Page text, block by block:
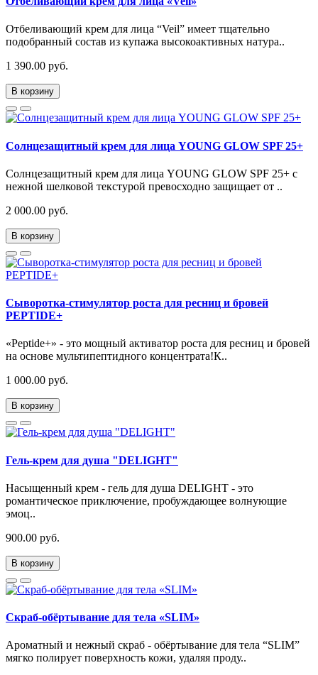
Отбеливающий крем для лица “Veil” имеет тщательно
подобранный состав из купажа высокоактивных натура..
1 390.00 руб.
В корзину
Солнцезащитный крем для лица YOUNG GLOW SPF 25+
Солнцезащитный крем для лица YOUNG GLOW SPF 25+ с
нежной шелковой текстурой превосходно защищает от ..
2 000.00 руб.
В корзину
Сыворотка-стимулятор роста для ресниц и бровей
PEPTIDE+
«Peptide+» - это мощный активатор роста для ресниц и бровей
на основе мультипептидного концентрата!К..
1 000.00 руб.
В корзину
Гель-крем для душа "DELIGHT"
Насыщенный крем - гель для душа DELIGHT - это
романтическое приключение, пробуждающее волнующие
эмоц..
900.00 руб.
В корзину
Скраб-обёртывание для тела «SLIM»
Ароматный и нежный скраб - обёртывание для тела “SLIM”
мягко полирует поверхность кожи, удаляя проду..